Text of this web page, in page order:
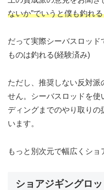
ないか”でいうと僕も釣れ
だって実際シーバスロッド
ものは釣れる(経験済み)
ただし、推奨しない反対派
せん。シーバスロッドを使
ディングまでのやり取りの
います。
もっと別次元で幅広くショ
ショアジギングロ